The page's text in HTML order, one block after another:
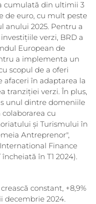
cumulată din ultimii 3
de euro, cu mult peste
2025. Pentru a
verzi, BRD a
European de
a implementa un
scopul de a oferi
afaceri în adaptarea la
tranziției verzi. În plus,
unul dintre domeniile
cu
și Turismului în
Antreprenor",
Finance
în T1 2024).
constant, +8,9%
decembrie 2024.